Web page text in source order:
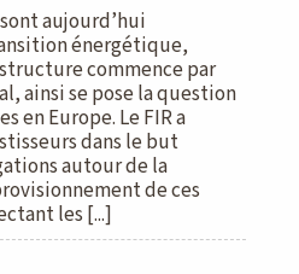
aujourd’hui
énergétique,
commence par
ainsi se pose la question
en Europe. Le FIR a
dans le but
autour de la
de ces
les [...]